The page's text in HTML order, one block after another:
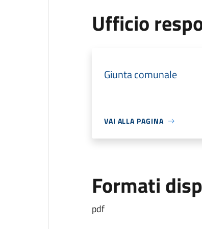
Ufficio
Giunta comunale
VAI ALLA PAGINA
Formati
pdf